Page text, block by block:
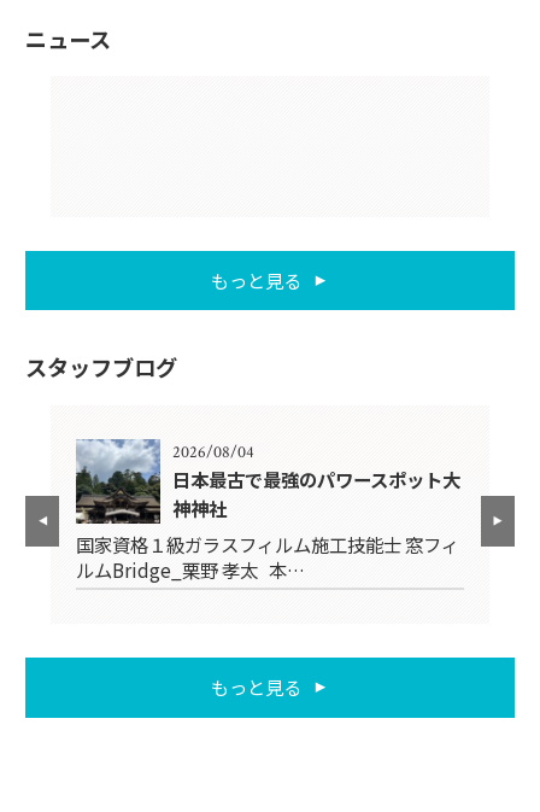
ニュース
もっと見る
スタッフブログ
2026/08/04
日本最古で最強のパワースポット大
神神社
国家資格１級ガラスフィルム施工技能士 窓フィ
ルムBridge_栗野 孝太 本…
もっと見る